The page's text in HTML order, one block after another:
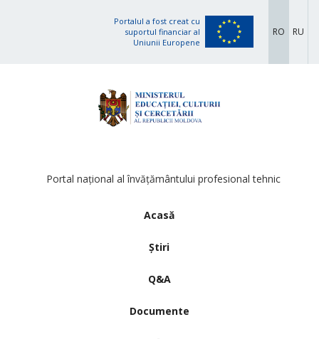
Portalul a fost creat cu
suportul financiar al
Uniunii Europene
RO RU
Portal național al învățământului profesional tehnic
Acasă
Știri
Q&A
Documente